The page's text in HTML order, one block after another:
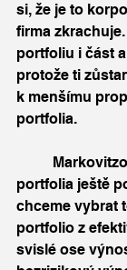
si, že je to
firma
portfoliu i část
protože ti
k menšímu
portfolia.
portfolia ještě
chceme vybrat
portfolio z
svislé ose